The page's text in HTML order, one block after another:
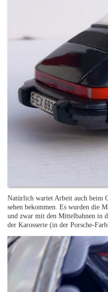
Natürlich wartet Arbeit auch beim
sehen bekommen. Es wurden die
und zwar mit den Mittelbahnen in
der Karosserie (in der Porsche-